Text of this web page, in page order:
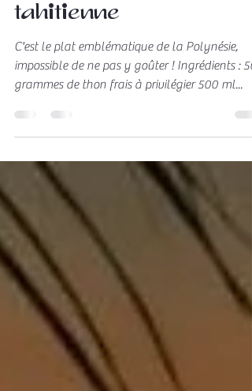
La salade tahitienne ou
poisson cru à la
tahitienne
C'est le plat emblématique de la Polynésie,